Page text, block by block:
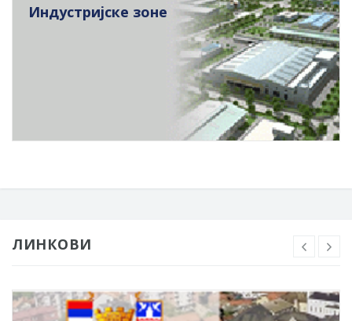
Индустријске зоне
ЛИНКОВИ